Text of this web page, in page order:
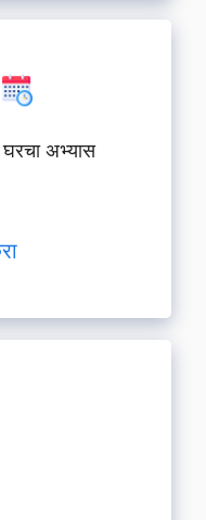
घरचा अभ्यास